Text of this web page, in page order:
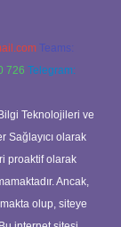
Teams:
726 Telegram:
Teknolojileri ve
Sağlayıcı olarak
proaktif olarak
Ancak,
olup, siteye